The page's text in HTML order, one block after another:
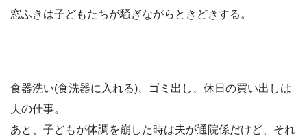
窓ふきは子どもたちが騒ぎながらときどきする。
食器洗い(食洗器に入れる)、ゴミ出し、休日の買い出しは
夫の仕事。
あと、子どもが体調を崩した時は夫が通院係だけど、それ